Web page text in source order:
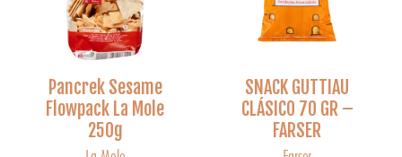
Pancrek Sesame
Flowpack La Mole
250g
SNACK GUTTIAU
CLÁSICO 70 GR –
FARSER